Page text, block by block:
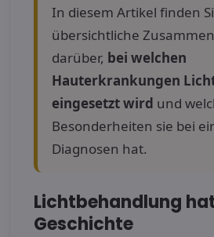
In diesem Artikel finden
übersichtliche
darüber, bei welchen
Hauterkrankungen
eingesetzt wird und
Besonderheiten sie bei
Diagnosen hat.
Lichtbehandlung
Geschichte